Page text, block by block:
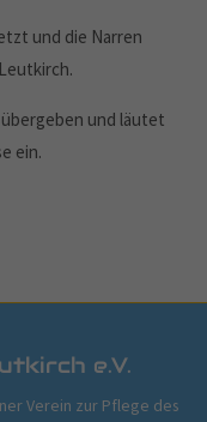
und die Narren
und läutet
ein.
e.V.
Verein zur Pflege des